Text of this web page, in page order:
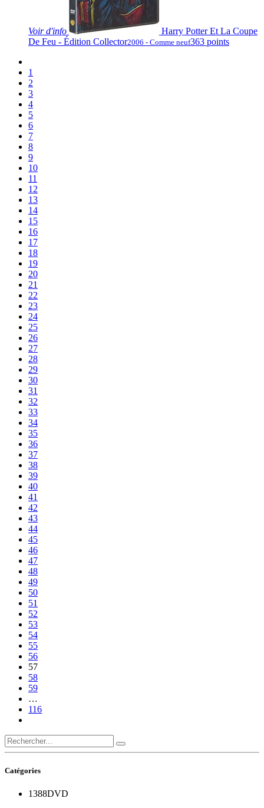
Voir d'info
Harry Potter Et La Coupe
De Feu - Édition Collector2006 - Comme neuf363 points
1
2
3
4
5
6
7
8
9
10
11
12
13
14
15
16
17
18
19
20
21
22
23
24
25
26
27
28
29
30
31
32
33
34
35
36
37
38
39
40
41
42
43
44
45
46
47
48
49
50
51
52
53
54
55
56
57
58
59
…
116
Catégories
1388DVD